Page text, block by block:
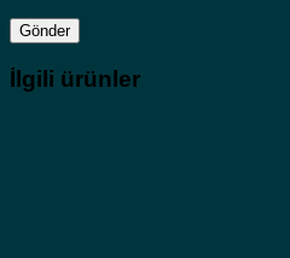
İlgili ürünler